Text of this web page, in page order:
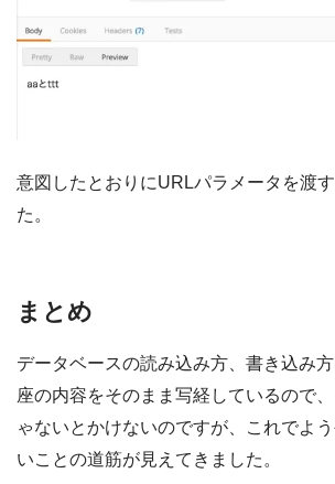
意図したとおりにURLパラメータを渡
た。
まとめ
データベースの読み込み方、書き込み
座の内容をそのまま写経しているので
ゃないとかけないのですが、これでよ
いことの道筋が見えてきました。